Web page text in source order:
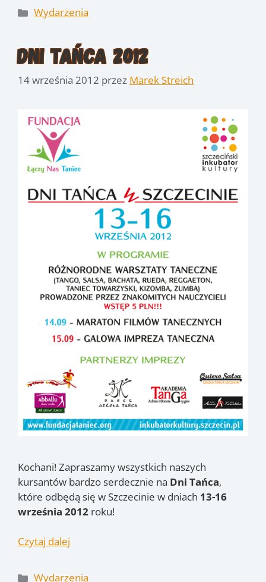
Kategorie
Wydarzenia
Dni Tańca 2012
14 września 2012 przez Marek Streich
Kochani! Zapraszamy wszystkich naszych
kursantów bardzo serdecznie na Dni Tańca,
które odbędą się w Szczecinie w dniach 13-16
września 2012 roku!
Czytaj dalej
Kategorie
Wydarzenia